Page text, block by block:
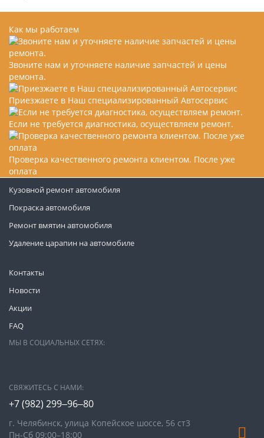
Как мы работаем
Звоните нам и уточняете наличие запчастей и цены
ремонта.
Приезжаете в Наш специализированный Автосервис
Если не требуется диагностика, осуществляем ремонт.
Проверка качественного ремонта клиентом. После уже
оплата
Контакты
Новости
Акции
FAQ
Кузовной ремонт автомобиля
Покраска автомобиля
Ремонт вмятин автомобиля
Удаление царапин на автомобиле
МЫ В СОЦИАЛЬНЫХ СЕТЯХ:
СВЯЖИТЕСЬ С НАМИ:
+7 (982) 299‒96‒80
г. Челябинск, улица Копейское шоссе, 56 ст3​
Пн-Сб 09:00–18:00